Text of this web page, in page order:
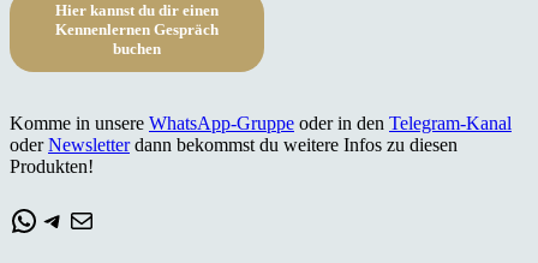
Hier kannst du dir einen
Kennenlernen Gespräch
buchen
Komme in unsere WhatsApp-Gruppe oder in den Telegram-Kanal
oderNewsletterdann bekommst du weitere Infos zu diesen
Produkten!
WhatsApp
Telegram
E-Mail